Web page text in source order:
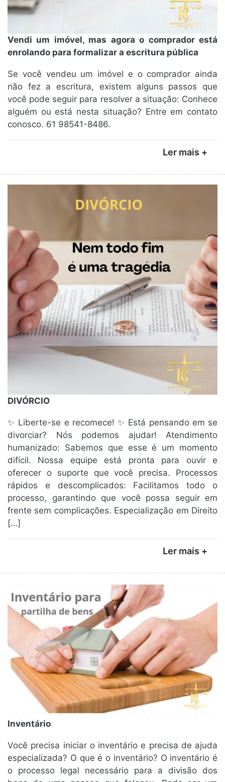
Vendi um imóvel, mas agora o comprador está
enrolando para formalizar a escritura pública
Se você vendeu um imóvel e o comprador ainda
não fez a escritura, existem alguns passos que
você pode seguir para resolver a situação: Conhece
alguém ou está nesta situação? Entre em contato
conosco. 61 98541-8486.
Ler mais +
DIVÓRCIO
✨ Liberte-se e recomece! ✨ Está pensando em se
divorciar? Nós podemos ajudar! Atendimento
humanizado: Sabemos que esse é um momento
difícil. Nossa equipe está pronta para ouvir e
oferecer o suporte que você precisa. Processos
rápidos e descomplicados: Facilitamos todo o
processo, garantindo que você possa seguir em
frente sem complicações. Especialização em Direito
[…]
Ler mais +
Inventário
Você precisa iniciar o inventário e precisa de ajuda
especializada? O que é o inventário? O inventário é
o processo legal necessário para a divisão dos